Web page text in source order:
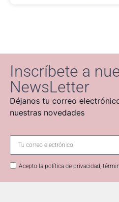
Inscríbete a
NewsLetter
Déjanos tu correo
nuestras novedades
Acepto la política de privacidad,